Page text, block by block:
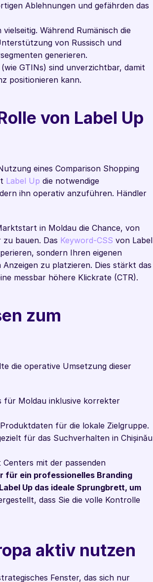
Ablehnungen und gefährden das
Während Rumänisch die
von Russisch und
generieren.
GTINs) sind unverzichtbar, damit
positionieren kann.
von Label Up
eines Comparison Shopping
Label Up die notwendige
ihn operativ anzuführen. Händler
in Moldau die Chance, von
bauen. Das Keyword-CSS von Label
sondern Ihren eigenen
zu platzieren. Dies stärkt das
messbar höhere Klickrate (CTR).
zum
die operative Umsetzung dieser
für Moldau inklusive korrekter
für die lokale Zielgruppe.
für das Suchverhalten in Chișinău
mit der passenden
für ein professionelles Branding
Up das ideale Sprungbrett, um
dass Sie die volle Kontrolle
aktiv nutzen
Fenster, das sich nur